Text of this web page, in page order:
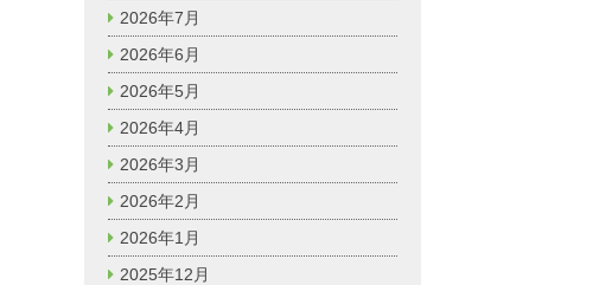
2026年7月
2026年6月
2026年5月
2026年4月
2026年3月
2026年2月
2026年1月
2025年12月